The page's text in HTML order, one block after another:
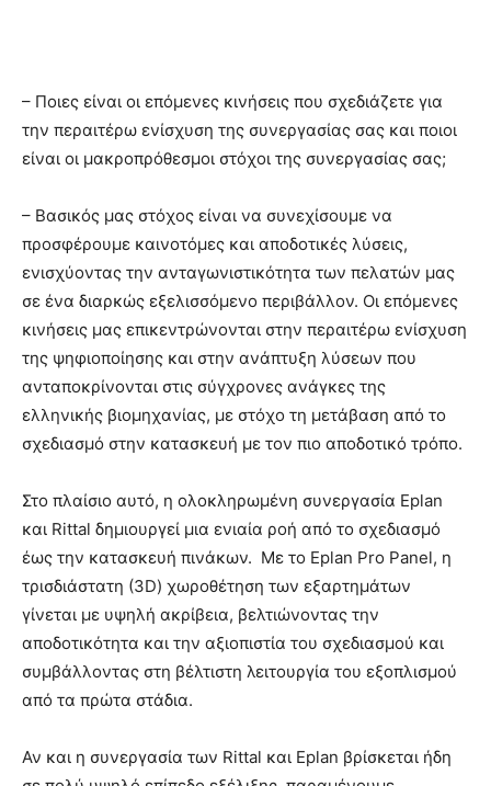
– Ποιες είναι οι επόμενες κινήσεις που σχεδιάζετε για
την περαιτέρω ενίσχυση της συνεργασίας σας και ποιοι
είναι οι μακροπρόθεσμοι στόχοι της συνεργασίας σας;
– Βασικός μας στόχος είναι να συνεχίσουμε να
προσφέρουμε καινοτόμες και αποδοτικές λύσεις,
ενισχύοντας την ανταγωνιστικότητα των πελατών μας
σε ένα διαρκώς εξελισσόμενο περιβάλλον. Οι επόμενες
κινήσεις μας επικεντρώνονται στην περαιτέρω ενίσχυση
της ψηφιοποίησης και στην ανάπτυξη λύσεων που
ανταποκρίνονται στις σύγχρονες ανάγκες της
ελληνικής βιομηχανίας, με στόχο τη μετάβαση από το
σχεδιασμό στην κατασκευή με τον πιο αποδοτικό τρόπο.
Στο πλαίσιο αυτό, η ολοκληρωμένη συνεργασία Eplan
και Rittal δημιουργεί μια ενιαία ροή από το σχεδιασμό
έως την κατασκευή πινάκων. Με το Eplan Pro Panel, η
τρισδιάστατη (3D) χωροθέτηση των εξαρτημάτων
γίνεται με υψηλή ακρίβεια, βελτιώνοντας την
αποδοτικότητα και την αξιοπιστία του σχεδιασμού και
συμβάλλοντας στη βέλτιστη λειτουργία του εξοπλισμού
από τα πρώτα στάδια.
Αν και η συνεργασία των Rittal και Eplan βρίσκεται ήδη